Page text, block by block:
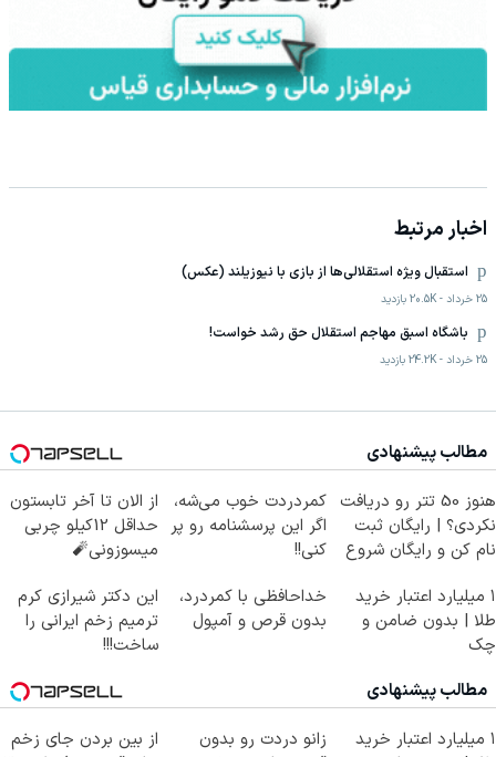
اخبار مرتبط
استقبال ویژه استقلالی‌ها از بازی با نیوزیلند (عکس)
25 خرداد -
20.5K بازدید
باشگاه اسبق مهاجم استقلال حق رشد خواست!
25 خرداد -
24.2K بازدید
مطالب پیشنهادی
هنوز 50 تتر رو دریافت
نکردی؟ | رایگان ثبت
نام کن و رایگان شروع
کمردردت خوب می‌شه،
اگر این پرسشنامه رو پر
کنی!!
از الان تا آخر تابستون
حداقل 12کیلو چربی
میسوزونی🧨
۱ میلیارد اعتبار خرید
طلا | بدون ضامن و
چک
خداحافظی با کمردرد،
بدون قرص و آمپول
این دکتر شیرازی کرم
ترمیم زخم ایرانی را
ساخت!!!
مطالب پیشنهادی
۱ میلیارد اعتبار خرید
زانو دردت رو بدون
از بین بردن جای زخم